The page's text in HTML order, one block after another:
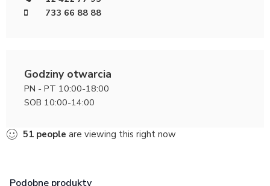
733 66 88 88
Godziny otwarcia
PN - PT 10:00-18:00
SOB 10:00-14:00
51 people are viewing this right now
Podobne produkty